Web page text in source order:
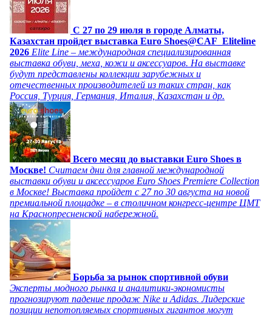
C 27 по 29 июля в городе Алматы,
Казахстан пройдет выставка Euro Shoes@CAF_Eliteline
2026 Elite Line – международная специализированная
выставка обуви, меха, кожи и аксессуаров. На выставке
будут представлены коллекции зарубежных и
отечественных производителей из таких стран, как
Россия, Турция, Германия, Италия, Казахстан и др.
Всего месяц до выставки Euro Shoes в
Москве! Считаем дни для главной международной
выставки обуви и аксессуаров Euro Shoes Premiere Collection
в Москве! Выставка пройдет с 27 по 30 августа на новой
премиальной площадке – в столичном конгресс-центре ЦМТ
на Краснопресненской набережной.
Борьба за рынок спортивной обуви
Эксперты модного рынка и аналитики-экономисты
прогнозируют падение продаж Nike и Adidas. Лидерские
позиции непотопляемых спортивных гигантов могут